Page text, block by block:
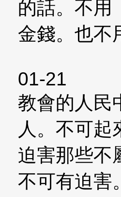
的話。不用
金錢。也不
01-21
教會的人民
人。不可起
迫害那些不
不可有迫害。